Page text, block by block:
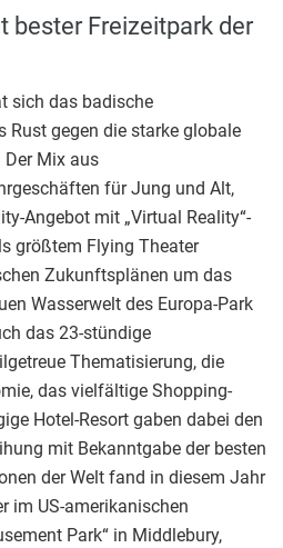
bester Freizeitpark der
sich das badische
Rust gegen die starke globale
Der Mix aus
für Jung und Alt,
Angebot mit „Virtual Reality“-
größtem Flying Theater
Zukunftsplänen um das
Wasserwelt des Europa-Park
das 23-stündige
Thematisierung, die
das vielfältige Shopping-
Hotel-Resort gaben dabei den
mit Bekanntgabe der besten
der Welt fand in diesem Jahr
im US-amerikanischen
Park“ in Middlebury,